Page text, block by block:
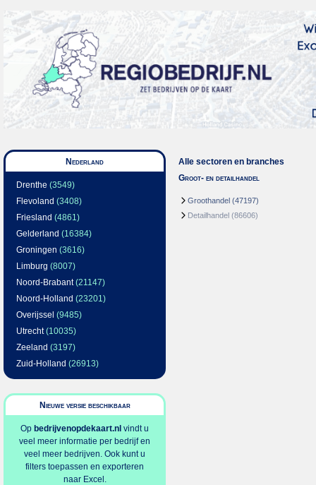
Nederland
Drenthe (3549)
Flevoland (3408)
Friesland (4861)
Gelderland (16384)
Groningen (3616)
Limburg (8007)
Noord-Brabant(21147)
Noord-Holland (23201)
Overijssel (9485)
Utrecht(10035)
Zeeland (3197)
Zuid-Holland (26913)
Nieuwe versie beschikbaar
Op bedrijvenopdekaart.nl vindt u
veel meer informatie per bedrijf en
veel meer bedrijven. Ook kunt u
filters toepassen en exporteren
naar Excel.
Alle sectoren en branches
Groot- en detailhandel
Groothandel (47197)
Detailhandel (86606)